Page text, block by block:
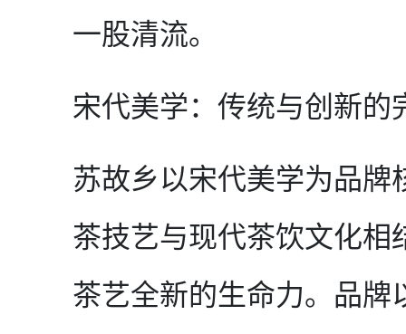
一股清流。
宋代美学：传统与创新的
苏故乡以宋代美学为品牌
茶技艺与现代茶饮文化相
茶艺全新的生命力。品牌